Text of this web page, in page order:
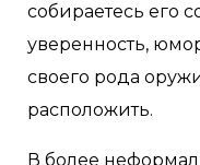
собираетесь его
уверенность,
своего рода
расположить.
В более